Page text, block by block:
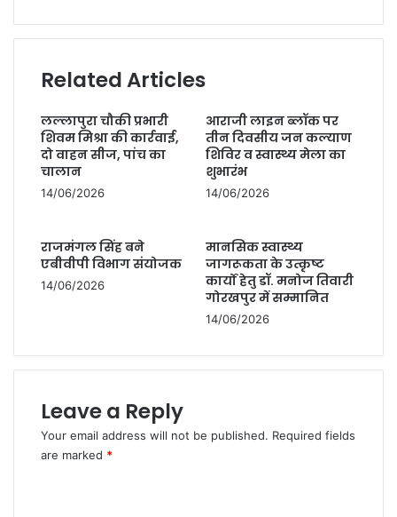
वर्ष
में
रेलवे
स्टेशन
भव्य
परफॉर्मेंस
एवं
बीटिंग
द
गया
Related Articles
लल्लापुरा चौकी प्रभारी
शिवम मिश्रा की कार्रवाई,
दो वाहन सीज, पांच का
चालान
14/06/2026
आराजी लाइन ब्लॉक पर
तीन दिवसीय जन कल्याण
शिविर व स्वास्थ्य मेला का
शुभारंभ
14/06/2026
राजमंगल सिंह बने
एबीवीपी विभाग संयोजक
14/06/2026
मानसिक स्वास्थ्य
जागरूकता के उत्कृष्ट
कार्यों हेतु डॉ. मनोज तिवारी
गोरखपुर में सम्मानित
14/06/2026
Leave a Reply
Your email address will not be published. Required fields
are marked *